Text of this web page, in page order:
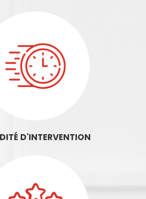
D'INTERVENTION